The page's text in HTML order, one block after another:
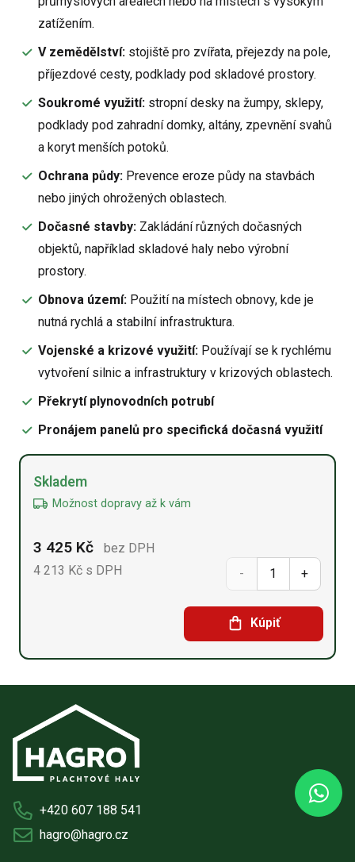
zatížením.
V zemědělství: stojiště pro zvířata, přejezdy na pole,
příjezdové cesty, podklady pod skladové prostory.
Soukromé využití: stropní desky na žumpy, sklepy,
podklady pod zahradní domky, altány, zpevnění svahů
a koryt menších potoků.
Ochrana půdy: Prevence eroze půdy na stavbách
nebo jiných ohrožených oblastech.
Dočasné stavby: Zakládání různých dočasných
objektů, například skladové haly nebo výrobní
prostory.
Obnova území: Použití na místech obnovy, kde je
nutná rychlá a stabilní infrastruktura.
Vojenské a krizové využití: Používají se k rychlému
vytvoření silnic a infrastruktury v krizových oblastech.
Překrytí plynovodních potrubí
Pronájem panelů pro specifická dočasná využití
Betonový
blok
80
Kúpiť
Alternative:
Skladem
Možnost dopravy až k vám
3 425 Kč
bez DPH
4 213 Kč s DPH
+420 607 188 541
hagro@hagro.cz